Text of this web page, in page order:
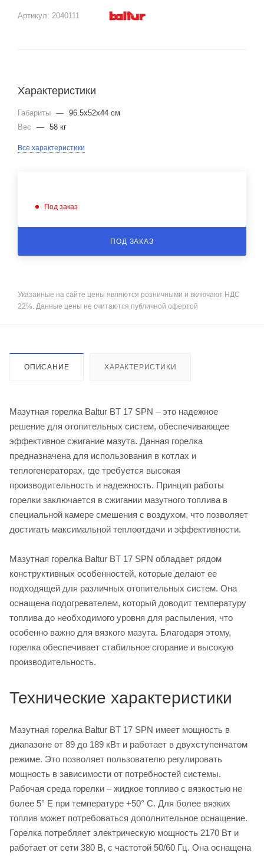
Артикул: 2040111
Характеристики
Габариты — 96.5x52x44 см
Вес
— 58 кг
Все характеристики
Под заказ
ПОД ЗАКАЗ
Указанные на сайте цены являются розничными и включают НДС
22%. Данные цены не считаются публичной офертой
ОПИСАНИЕ ХАРАКТЕРИСТИКИ
Мазутная горелка Baltur BT 17 SPN – это надежное
решение для отопительных систем, обеспечивающее
эффективное сжигание мазута. Данная горелка
предназначена для использования в котлах и
теплогенераторах, где требуется высокая
производительность и надежность. Принцип работы
горелки заключается в сжигании мазутного топлива в
специальной камере смешения с воздухом, что позволяет
достигать максимальной теплоотдачи и эффективности.
Мазутная горелка Baltur BT 17 SPN обладает рядом
конструктивных особенностей, которые делают ее
подходящей для различных отопительных систем. Она
оснащена подогревателем, который доводит температуру
топлива до необходимого уровня для распыления, что
особенно важно для вязкого мазута. Благодаря этому,
горелка обеспечивает стабильное сгорание и высокую
производительность.
Технические характеристики
Мазутная горелка Baltur BT 17 SPN имеет мощность в
диапазоне от 89 до 189 кВт и работает в двухступенчатом
режиме. Это позволяет пользователю регулировать
мощность в зависимости от потребностей системы.
Рабочая среда горелки – жидкое топливо с вязкостью не
более 5° E при температуре +50° C. Для более вязких
топлив может потребоваться дополнительное оснащение.
Горелка потребляет электрическую мощность 2170 Вт и
работает от сети 380 В, с частотой 50/60 Гц. Она оснащена